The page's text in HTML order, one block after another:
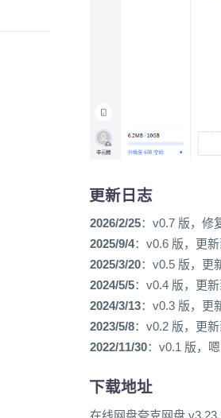
更新日志
2026/2/25：v0.7 版，修
2025/9/4：v0.6 版，更新
2025/3/20：v0.5 版，更
2024/5/5：v0.4 版，更新
2024/3/13：v0.3 版，更
2023/5/8：v0.2 版，更新
2022/11/30：v0.1 版，
下载地址
在线网盘夸克网盘